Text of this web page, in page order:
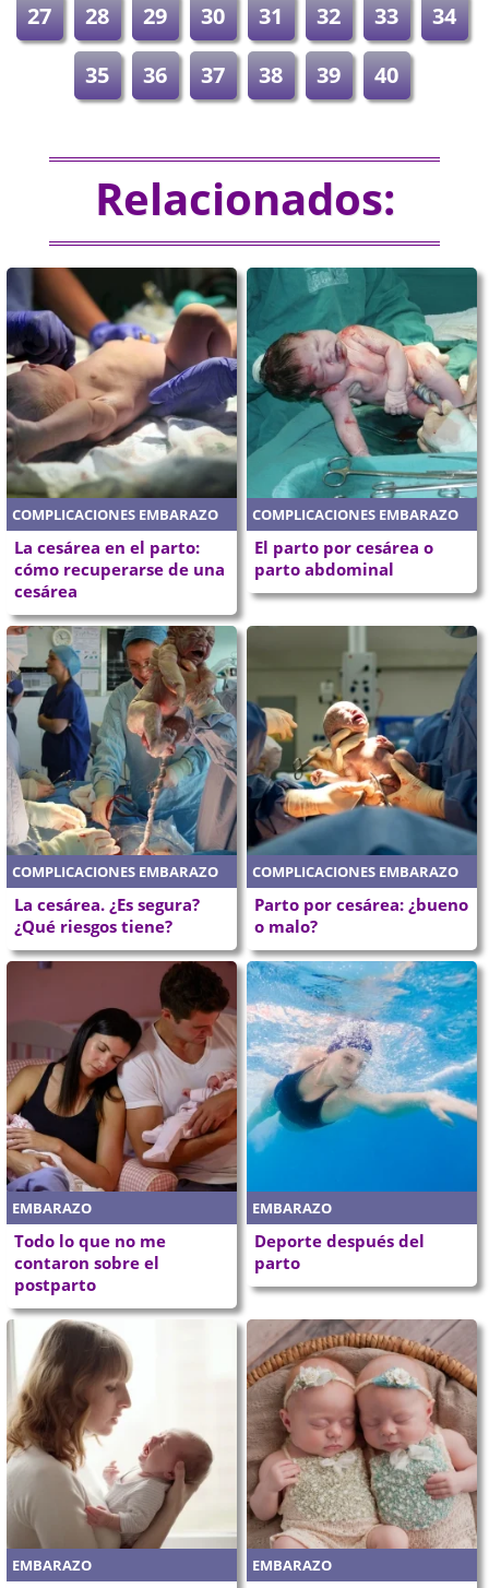
27
28 29 30 31 32 33
34
35
36 37 38 39 40
Relacionados:
COMPLICACIONES EMBARAZO
La cesárea en el parto:
cómo recuperarse de una
cesárea
COMPLICACIONES EMBARAZO
El parto por cesárea o
parto abdominal
COMPLICACIONES EMBARAZO
La cesárea. ¿Es segura?
¿Qué riesgos tiene?
COMPLICACIONES EMBARAZO
Parto por cesárea: ¿bueno
o malo?
EMBARAZO
Todo lo que no me
contaron sobre el
postparto
EMBARAZO
Deporte después del
parto
EMBARAZO EMBARAZO